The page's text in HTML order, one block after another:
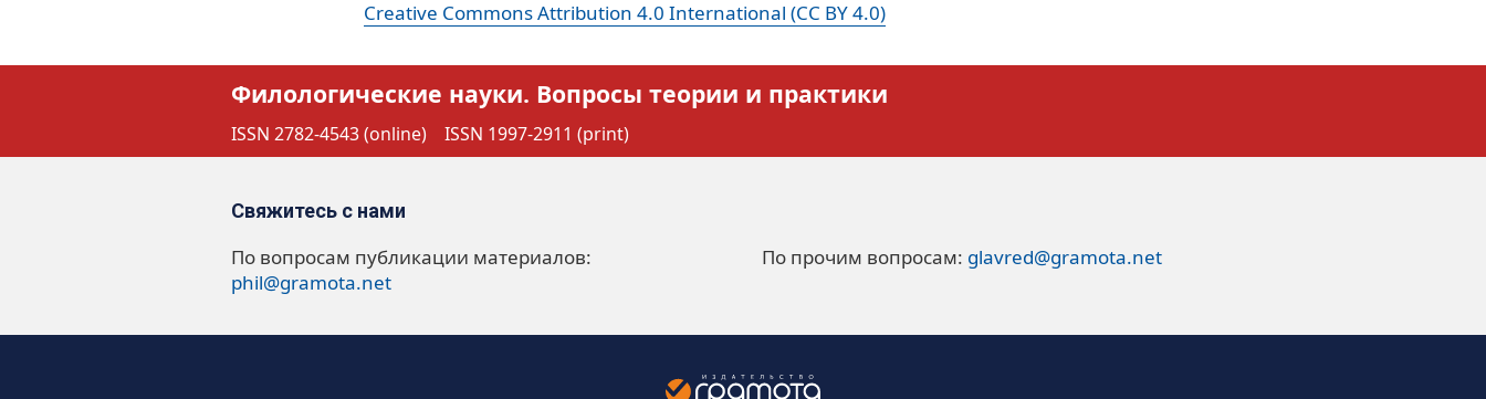
Creative Commons Attribution 4.0 International (CC BY 4.0)
Филологические науки. Вопросы теории и практики
ISSN 2782-4543 (online) ISSN 1997-2911 (print)
Свяжитесь с нами
По вопросам публикации материалов:
phil@gramota.net
По прочим вопросам: glavred@gramota.net